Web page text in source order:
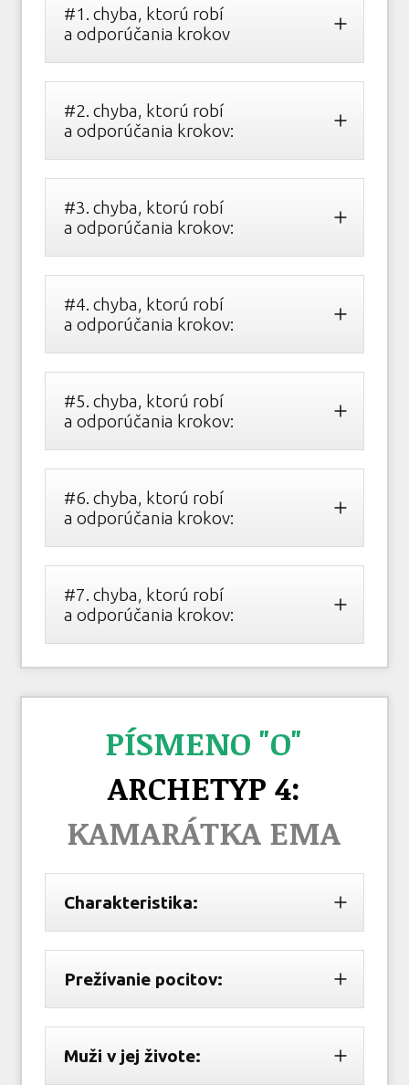
#1. chyba, ktorú robí
a odporúčania krokov
#2. chyba, ktorú robí
a odporúčania krokov:
#3. chyba, ktorú robí
a odporúčania krokov:
#4. chyba, ktorú robí
a odporúčania krokov:
#5. chyba, ktorú robí
a odporúčania krokov:
#6. chyba, ktorú robí
a odporúčania krokov:
#7. chyba, ktorú robí
a odporúčania krokov:
PÍSMENO "O"
ARCHETYP 4:
KAMARÁTKA EMA
Charakteristika:
Prežívanie pocitov:
Muži v jej živote: